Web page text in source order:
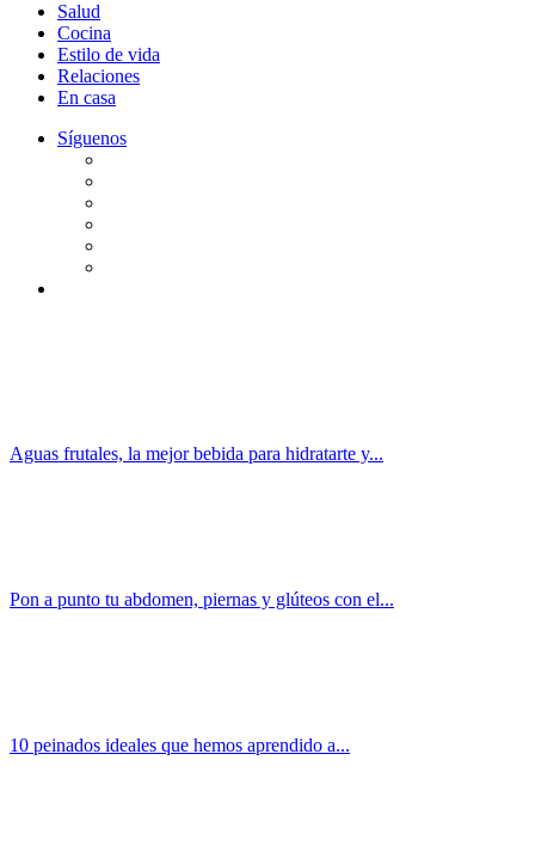
Salud
Cocina
Estilo de vida
Relaciones
En casa
Síguenos
Aguas frutales, la mejor bebida para hidratarte y...
Pon a punto tu abdomen, piernas y glúteos con el...
10 peinados ideales que hemos aprendido a...